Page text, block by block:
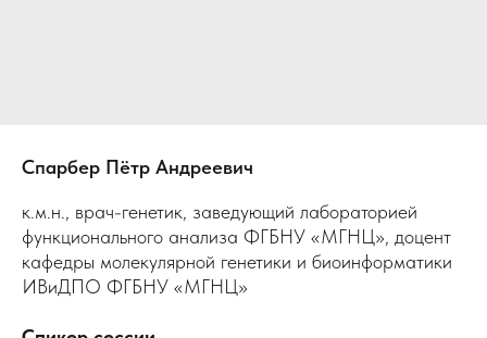
Спарбер Пётр Андреевич
к.м.н., врач-генетик, заведующий лабораторией
функционального анализа ФГБНУ «МГНЦ», доцент
кафедры молекулярной генетики и биоинформатики
ИВиДПО ФГБНУ «МГНЦ»